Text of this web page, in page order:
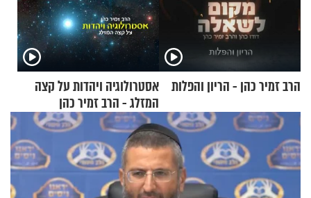
הרב זמיר כהן - הריון והפלות
אסטרולוגיה ויהדות על קצה
המזלג - הרב זמיר כהן